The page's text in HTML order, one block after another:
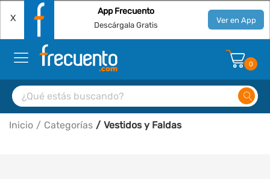
X
App Frecuento
Descárgala Gratis Ver en App
0
Inicio Categorías Vestidos y Faldas